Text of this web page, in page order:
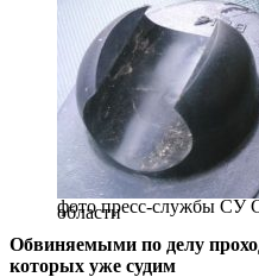
фото пресс-службы СУ
области
Обвиняемыми по делу
которых уже судим